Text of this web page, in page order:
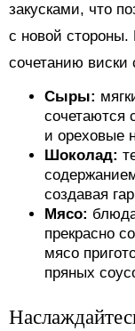
закусками, что
с новой стороны.
сочетанию виски
Сыры:
сочетаются
и ореховые
Шоколад:
создавая
Мясо:
прекрасно
мясо
пряных